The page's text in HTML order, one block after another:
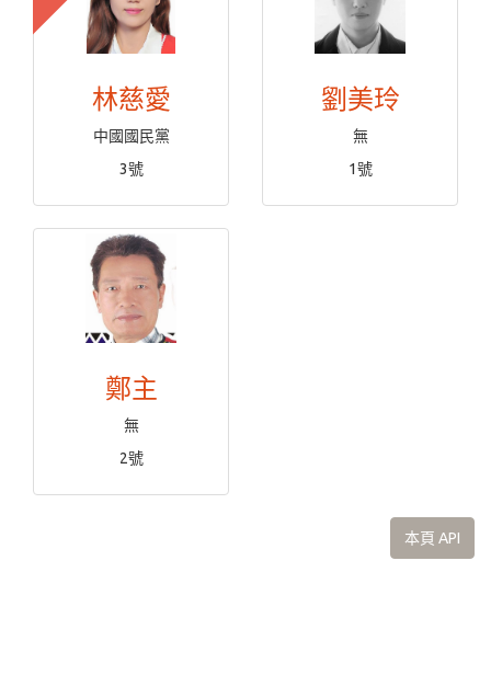
林慈愛
中國國民黨
3號
劉美玲
無
1號
鄭主
無
2號
本頁 API